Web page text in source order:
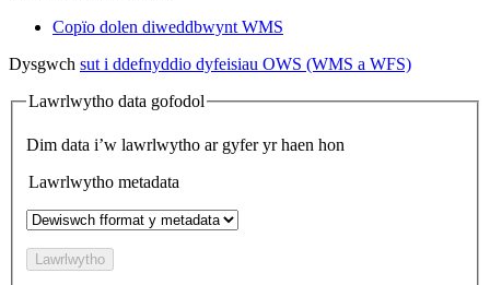
Copïo dolen diweddbwynt WMS
Dysgwch sut i ddefnyddio dyfeisiau OWS (WMS a WFS)
Lawrlwytho data gofodol
Dim data i’w lawrlwytho ar gyfer yr haen hon
Lawrlwytho metadata
Lawrlwytho